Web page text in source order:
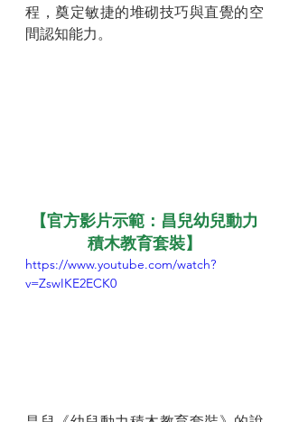
程，奠定敏捷的堆砌技巧與直覺的空
間認知能力。
【官方影片示範：昌兒幼兒動力
積木教育套裝】
https://www.youtube.com/watch?
v=ZswIKE2ECK0